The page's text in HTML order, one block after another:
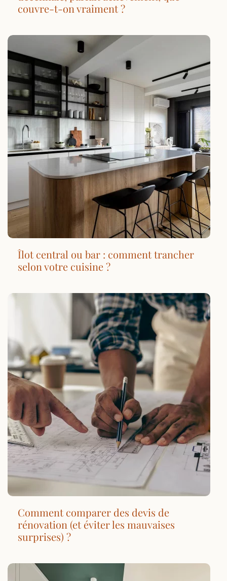
couvre-t-on vraiment ?
Îlot central ou bar : comment trancher
selon votre cuisine ?
Comment comparer des devis de
rénovation (et éviter les mauvaises
surprises) ?